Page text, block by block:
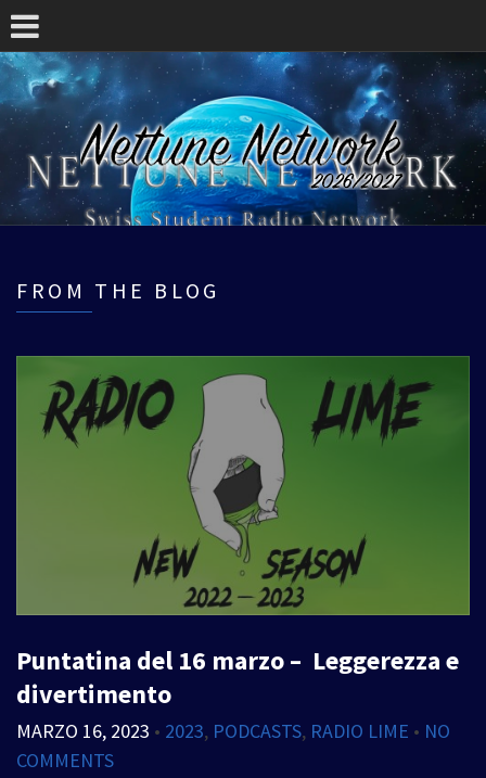
FROM THE BLOG
Puntatina del 16 marzo – Leggerezza e
divertimento
MARZO 16, 2023 • 2023, PODCASTS, RADIO LIME • NO
COMMENTS